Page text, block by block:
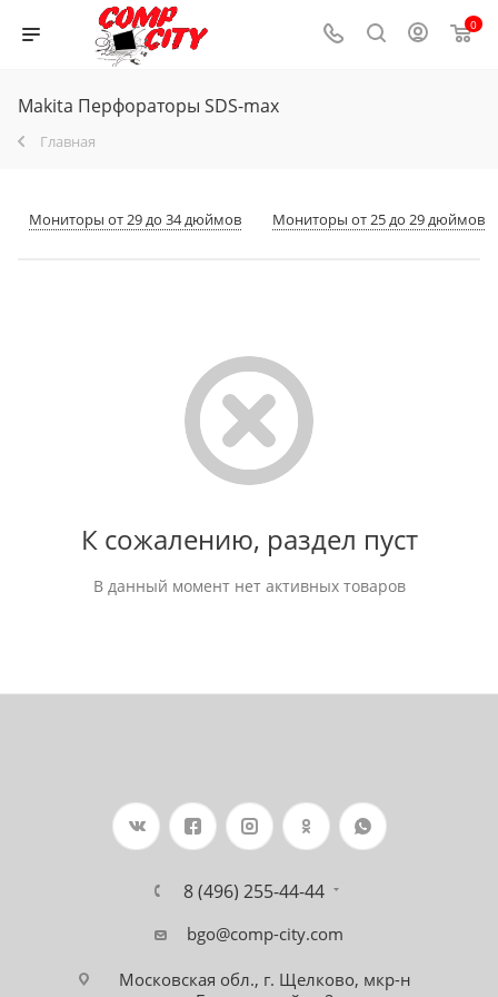
0
Makita Перфораторы SDS-max
Главная
Мониторы от 29 до 34 дюймов Мониторы от 25 до 29 дюймов
К сожалению, раздел пуст
В данный момент нет активных товаров
8 (496) 255-44-44
bgo@comp-city.com
Московская обл., г. Щелково, мкр-н